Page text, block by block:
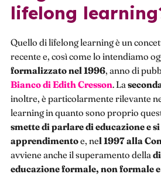
lifelong
Quello di lifelong learning è un
recente e, così come lo intendiamo
formalizzato nel 1996, anno di
Bianco di Edith Cresson. La
inoltre, è particolarmente rilevante
learning in quanto sono proprio
smette di parlare di educazione e
apprendimentoe, nel 1997 alla
avviene anche il superamento della
educazione formale, non formale